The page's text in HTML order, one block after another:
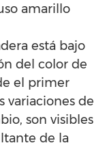
amarillo
está bajo
del color de
el primer
variaciones de
son visibles
de la